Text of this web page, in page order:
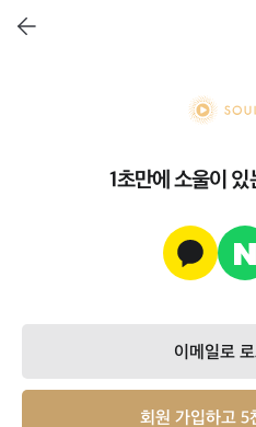
뒤로가기
1초만에 소울이 있
이메일로 로
회원 가입하고 5